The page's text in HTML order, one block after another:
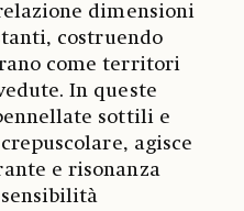
dimensioni
costruendo
come territori
In queste
sottili e
agisce
e risonanza